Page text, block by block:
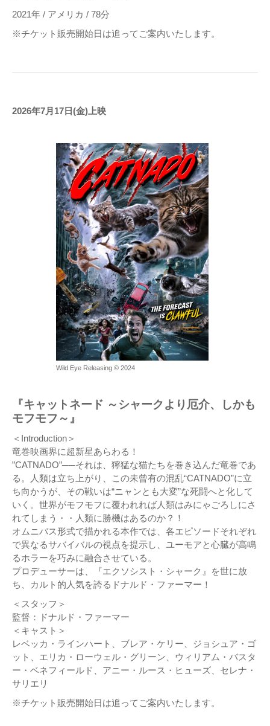
2021年 / アメリカ / 78分
※チケット販売開始日は追ってご案内いたします。
2026年7月17日(金)上映
Wild Eye Releasing © 2024
『キャットネード ～シャークより厄介、しかも
モフモフ～』
＜Introduction＞
竜巻映画界に超新星あらわる！
”CATNADO”──それは、獰猛な猫たちを巻き込んだ竜巻であ
る。人類は立ち上がり、この未曾有の混乱“CATNADO”に立
ち向かうが、その戦いは“ニャンとも大変”な死闘へと化して
いく。世界がモフモフに覆われれば人類はみにゃごろしにさ
れてしまう・・人類に勝機はあるのか？！
オムニバス形式で描かれる本作では、各エピソードそれぞれ
で異なるサバイバルの視点を提示し、ユーモアと心臓が高鳴
るホラーを巧みに融合させている。
プロデューサーは、『エクソシスト・シャーク』を世に放
ち、カルト的人気を誇るドナルド・ファーマー！
＜スタッフ＞
監督：ドナルド・ファーマー
＜キャスト＞
レベッカ・ラインハート、ブレア・ケリー、ジョシュア・ゴ
ット、エリカ・ローウェル・グリーン、ウィリアム・バスタ
ー・ベネフィールド、アニー・ルース・ヒューズ、セレナ・
サリエリ
※チケット販売開始日は追ってご案内いたします。